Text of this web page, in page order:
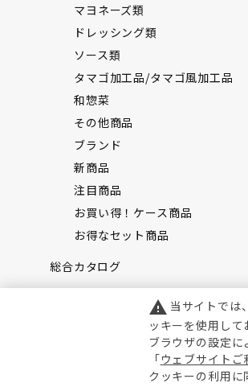
マヨネーズ類
ドレッシング類
ソース類
タマゴ加工品/タマゴ風加工品
和惣菜
その他商品
ブランド
新商品
注目商品
お買い得！ケース商品
お得なセット商品
総合カタログ
warning 当サイトでは
ッキーを使用して
ブラウザの設定
「ウェブサイトご
クッキーの利用